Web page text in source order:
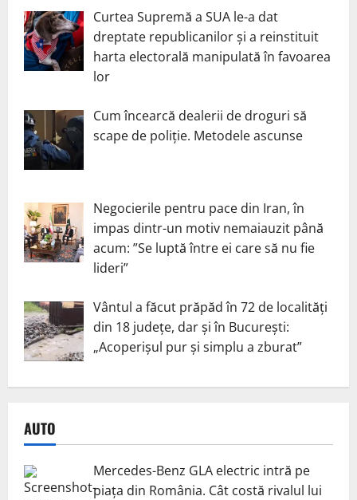
Curtea Supremă a SUA le-a dat
dreptate republicanilor și a reinstituit
harta electorală manipulată în favoarea
lor
Cum încearcă dealerii de droguri să
scape de poliție. Metodele ascunse
Negocierile pentru pace din Iran, în
impas dintr-un motiv nemaiauzit până
acum: ”Se luptă între ei care să nu fie
lideri”
Vântul a făcut prăpăd în 72 de localități
din 18 județe, dar și în București:
„Acoperișul pur și simplu a zburat”
AUTO
Mercedes-Benz GLA electric intră pe
piața din România. Cât costă rivalul lui